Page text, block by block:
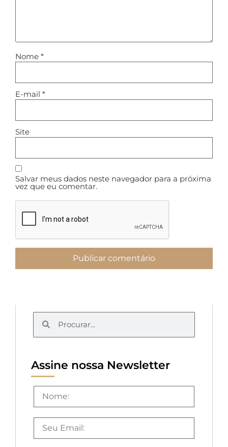
Nome *
E-mail *
Site
Salvar meus dados neste navegador para a próxima
vez que eu comentar.
Assine nossa Newsletter